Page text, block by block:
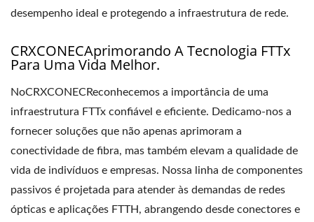
desempenho ideal e protegendo a infraestrutura de rede.
CRXCONECAprimorando A Tecnologia FTTx
Para Uma Vida Melhor.
NoCRXCONECReconhecemos a importância de uma
infraestrutura FTTx confiável e eficiente. Dedicamo-nos a
fornecer soluções que não apenas aprimoram a
conectividade de fibra, mas também elevam a qualidade de
vida de indivíduos e empresas. Nossa linha de componentes
passivos é projetada para atender às demandas de redes
ópticas e aplicações FTTH, abrangendo desde conectores e